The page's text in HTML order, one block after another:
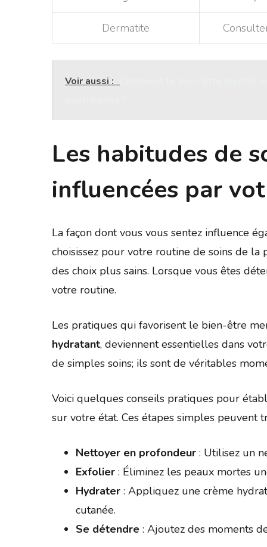
Dermatite
Voir aussi :
Les habitudes de
influencées par
La façon dont vous vous sentez influence
choisissez pour votre routine de soins de la
des choix plus sains. Lorsque vous êtes
votre routine.
Les pratiques qui favorisent le bien-être
hydratant, deviennent essentielles dans
de simples soins; ils sont de véritables
Voici quelques conseils pratiques pour
sur votre état. Ces étapes simples peuvent
Nettoyer en profondeur : Utilisez un
Exfolier : Éliminez les peaux mortes
Hydrater : Appliquez une crème
cutanée.
Se détendre : Ajoutez des moments